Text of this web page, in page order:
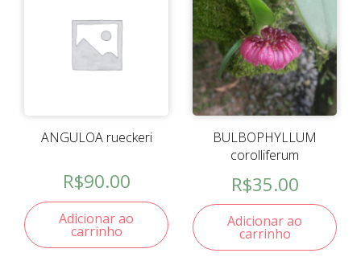
ANGULOA rueckeri
R$90.00
Adicionar ao
carrinho
BULBOPHYLLUM
corolliferum
R$35.00
Adicionar ao
carrinho